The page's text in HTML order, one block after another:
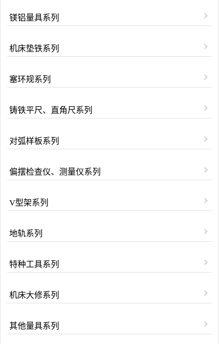
镁铝量具系列
机床垫铁系列
塞环规系列
铸铁平尺、直角尺系列
对弧样板系列
偏摆检查仪、测量仪系列
V型架系列
地轨系列
特种工具系列
机床大修系列
其他量具系列